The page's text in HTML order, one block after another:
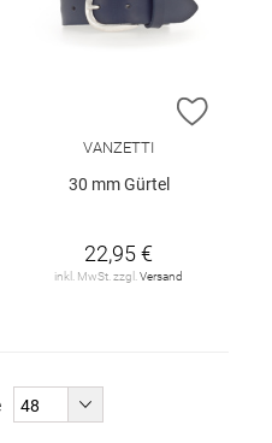
HINZUFÜGEN
ZUR
VANZETTI
30 mm Gürtel
22,95 €
inkl. MwSt. zzgl.Versand